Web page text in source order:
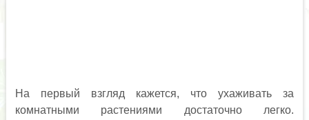
На первый взгляд кажется, что ухаживать за
комнатными растениями достаточно легко.